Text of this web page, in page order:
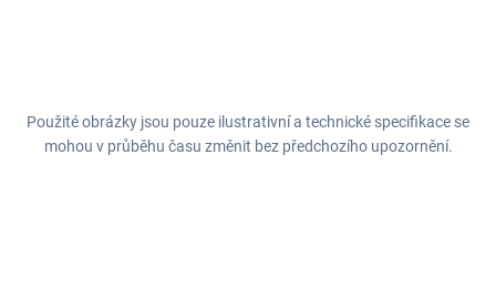
Použité obrázky jsou pouze ilustrativní a technické specifikace se
mohou v průběhu času změnit bez předchozího upozornění.